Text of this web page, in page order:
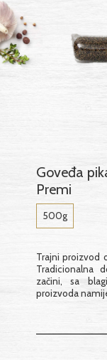
Goveđa
Premi
500g
Trajni proizvod
Tradicionalna
začini, sa
proizvoda